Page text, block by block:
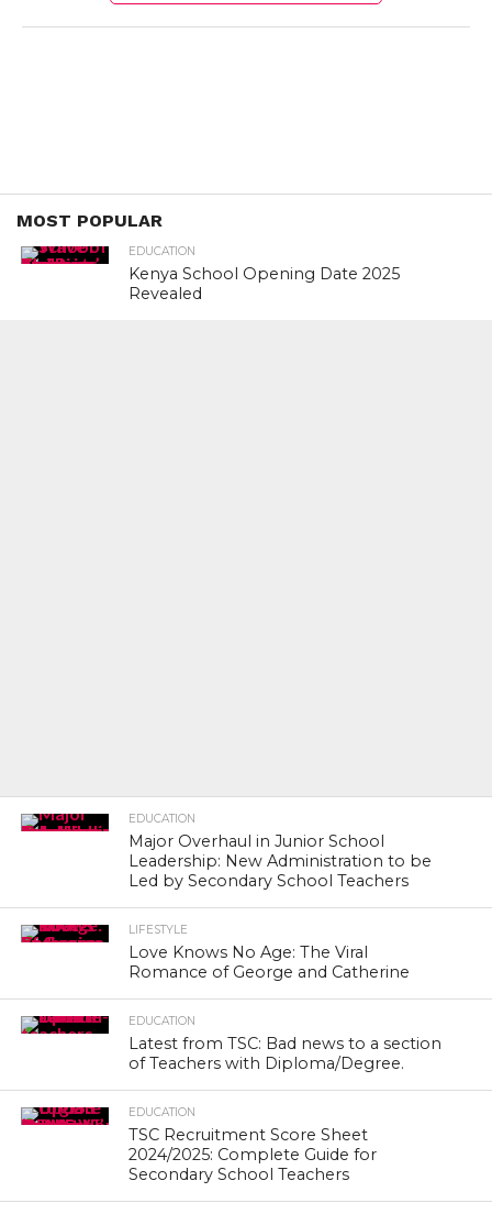
MOST POPULAR
EDUCATION
Kenya School Opening Date 2025
Revealed
EDUCATION
Major Overhaul in Junior School
Leadership: New Administration to be
Led by Secondary School Teachers
LIFESTYLE
Love Knows No Age: The Viral
Romance of George and Catherine
EDUCATION
Latest from TSC: Bad news to a section
of Teachers with Diploma/Degree.
EDUCATION
TSC Recruitment Score Sheet
2024/2025: Complete Guide for
Secondary School Teachers